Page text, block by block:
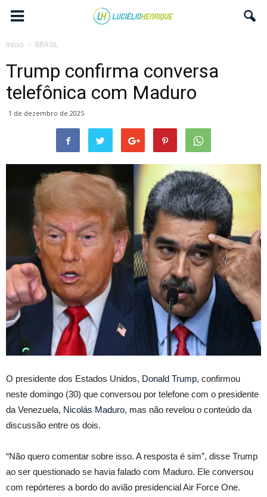
Início BRASIL
Trump confirma conversa
telefônica com Maduro
1 de dezembro de 2025
O presidente dos Estados Unidos, Donald Trump, confirmou
neste domingo (30) que conversou por telefone com o presidente
da Venezuela, Nicolás Maduro, mas não revelou o conteúdo da
discussão entre os dois.
“Não quero comentar sobre isso. A resposta é sim”, disse Trump
ao ser questionado se havia falado com Maduro. Ele conversou
com repórteres a bordo do avião presidencial Air Force One.